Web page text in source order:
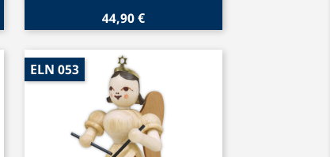
44,90 €
ELN 053